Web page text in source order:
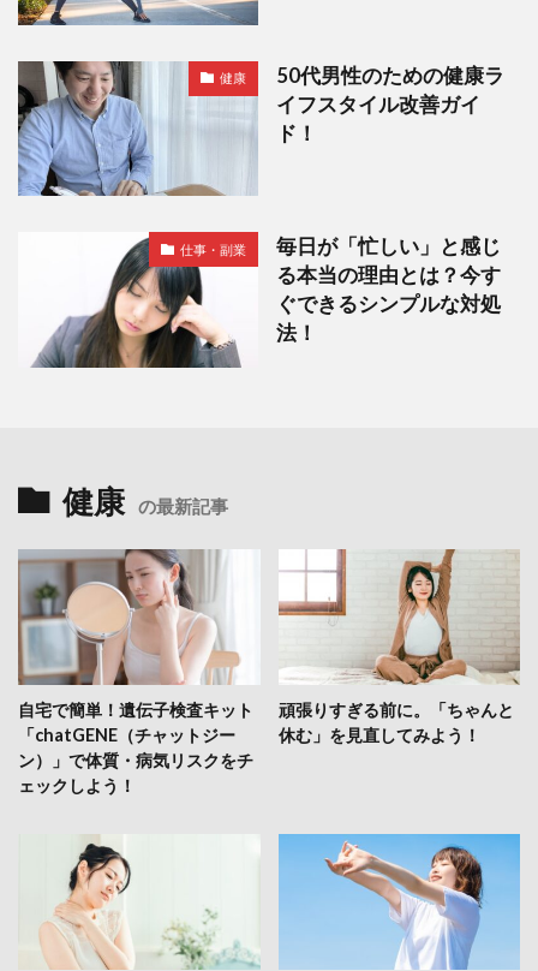
健康
50代男性のための健康ラ
イフスタイル改善ガイ
ド！
仕事・副業
毎日が「忙しい」と感じ
る本当の理由とは？今す
ぐできるシンプルな対処
法！
健康 の最新記事
自宅で簡単！遺伝子検査キット
「chatGENE（チャットジー
ン）」で体質・病気リスクをチ
ェックしよう！
頑張りすぎる前に。「ちゃんと
休む」を見直してみよう！